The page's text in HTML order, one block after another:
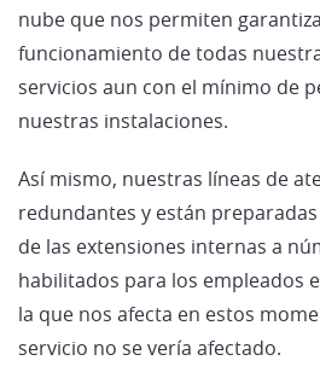
nube que nos permiten
funcionamiento de todas
servicios aun con el mínimo de
nuestras instalaciones.
Así mismo, nuestras líneas de
redundantes y están
de las extensiones internas a
habilitados para los empleados
la que nos afecta en estos
servicio no se vería afectado.